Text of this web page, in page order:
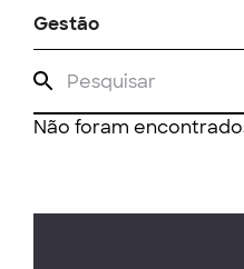
Gestão
Não foram